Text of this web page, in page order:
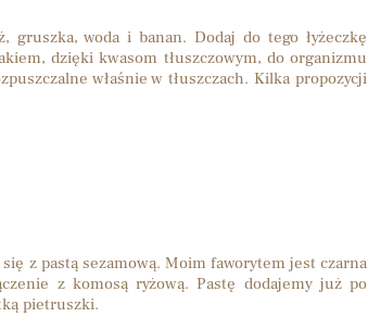
woda i banan. Dodaj do tego łyżeczkę
dzięki kwasom tłuszczowym, do organizmu
właśnie w tłuszczach. Kilka propozycji
z pastą sezamową. Moim faworytem jest czarna
z komosą ryżową. Pastę dodajemy już po
pietruszki.